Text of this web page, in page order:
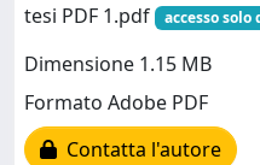
tesi PDF 1.pdf
accesso
Dimensione 1.15 MB
Formato Adobe PDF
Contatta l'autore